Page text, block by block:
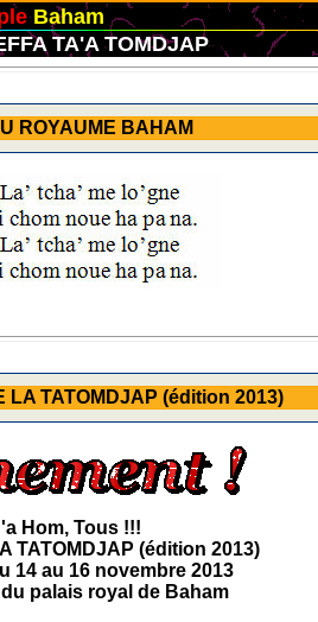
TA'A TOMDJAP
ROYAUME BAHAM
LA TATOMDJAP (édition 2013)
Hom, Tous !!!
TATOMDJAP (édition 2013)
14 au 16 novembre 2013
palais royal de Baham